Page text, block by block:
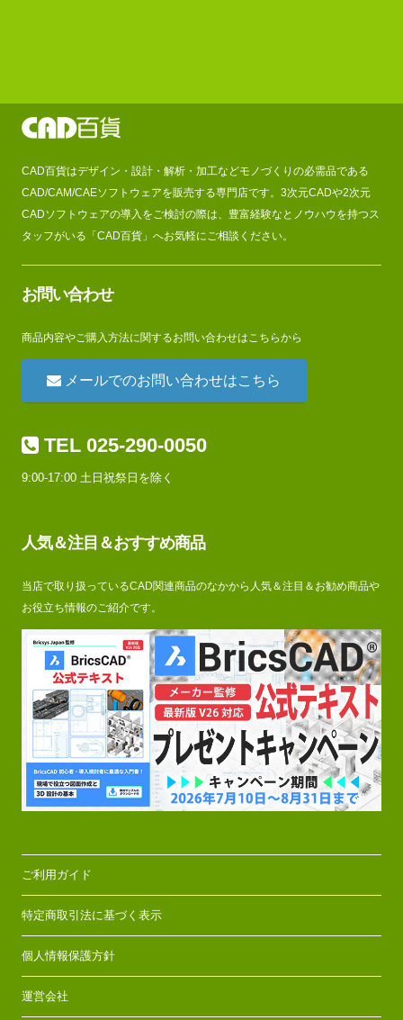
CAD百貨はデザイン・設計・解析・加工などモノづくりの必需品である
CAD/CAM/CAEソフトウェアを販売する専門店です。3次元CADや2次元
CADソフトウェアの導入をご検討の際は、豊富経験なとノウハウを持つス
タッフがいる「CAD百貨」へお気軽にご相談ください。
お問い合わせ
商品内容やご購入方法に関するお問い合わせはこちらから
メールでのお問い合わせはこちら
TEL 025-290-0050
9:00-17:00 土日祝祭日を除く
人気＆注目＆おすすめ商品
当店で取り扱っているCAD関連商品のなかから人気＆注目＆お勧め商品や
お役立ち情報のご紹介です。
ご利用ガイド
特定商取引法に基づく表示
個人情報保護方針
運営会社